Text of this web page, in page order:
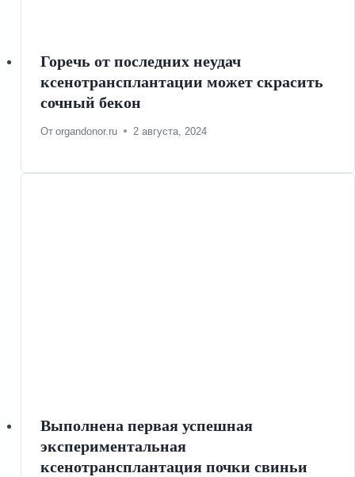
Горечь от последних неудач
ксенотрансплантации может скрасить
сочный бекон
От organdonor.ru 2 августа, 2024
Выполнена первая успешная
экспериментальная
ксенотрансплантация почки свиньи